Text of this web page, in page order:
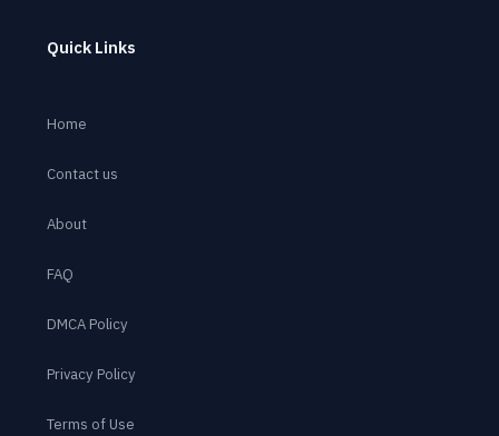
Quick Links
Home
Contact us
About
FAQ
DMCA Policy
Privacy Policy
Terms of Use